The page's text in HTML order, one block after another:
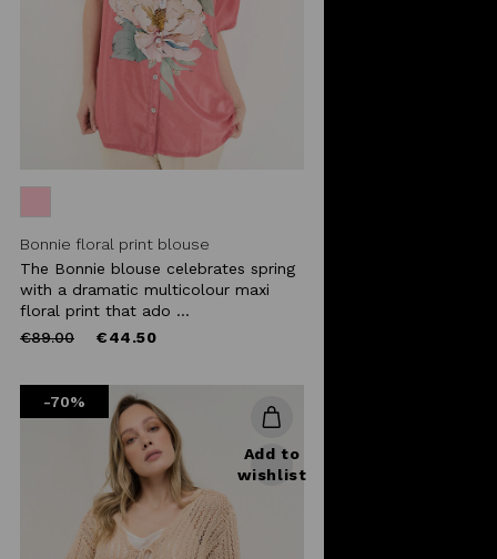
Bonnie floral print blouse
The Bonnie blouse celebrates spring
with a dramatic multicolour maxi
floral print that ado ...
Price
€89.00to €44.50
-70%
Add to
wishlist